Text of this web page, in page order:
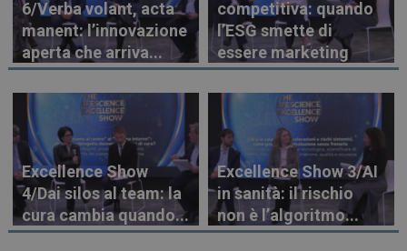
6/Verba volant, acta
manent: l’innovazione
aperta che arriva...
competitiva: quando
l’ESG smette di
essere marketing
Excellence Show
4/Dai silos al team: la
cura cambia quando...
Excellence Show 3/AI
in sanità: il rischio
non è l’algoritmo...